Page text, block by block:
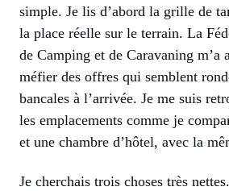
simple. Je lis d’abord la grille de
la place réelle sur le terrain. La
de Camping et de Caravaning m’a
méfier des offres qui semblent
bancales à l’arrivée. Je me suis
les emplacements comme je
et une chambre d’hôtel, avec la
Je cherchais trois choses très